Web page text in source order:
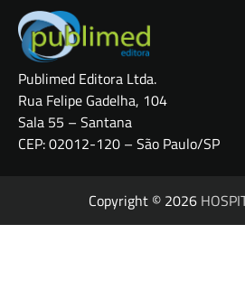
Publimed Editora Ltda.
Rua Felipe Gadelha, 104
Sala 55 – Santana
CEP: 02012-120 – São Paulo/SP
Copyright © 2026